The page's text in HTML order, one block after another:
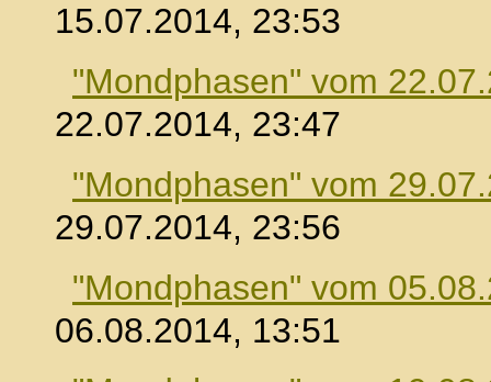
15.07.2014, 23:53
"Mondphasen" vom
22.07.2014, 23:47
"Mondphasen" vom
29.07.2014, 23:56
"Mondphasen" vom
06.08.2014, 13:51